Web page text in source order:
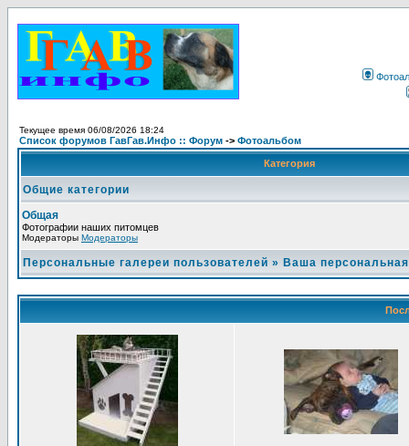
Текущее время 06/08/2026 18:24
Список форумов ГавГав.Инфо :: Форум -> Фотоальбом
Категория
Общие категории
Общая
Фотографии наших питомцев
Модераторы Модераторы
Персональные галереи пользователей » Ваша